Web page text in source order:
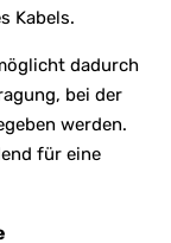
Kabels.
dadurch
bei der
werden.
für eine